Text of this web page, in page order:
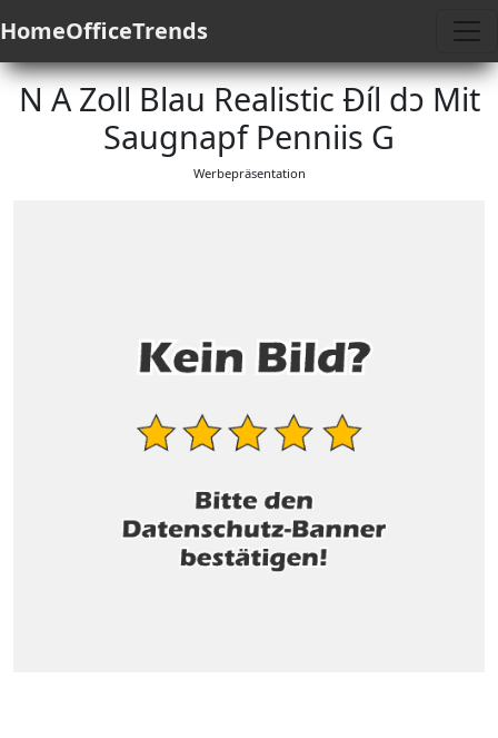
HomeOfficeTrends
N A Zoll Blau Realistic Ðíl dɔ Mit
Saugnapf Penniis G
Werbepräsentation